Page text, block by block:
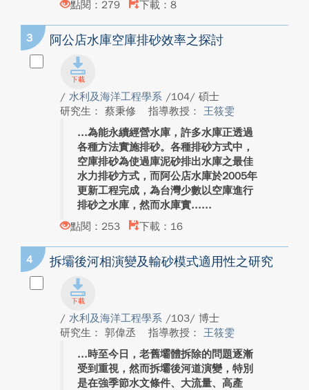
點閱：279
下載：8
3 阿公店水庫空庫排砂效率之探討
/ 水利及海洋工程學系 /104/ 碩士
研究生： 蔡秉修
指導教授： 王筱雯
為能永續經營水庫，許多水庫正透過
各種方法實施排砂。各種排砂方式中，
空庫排砂為使過庫泥砂排出水庫之最佳
水力排砂方式，而阿公店水庫於2005年
更新工程完成，為台灣少數以空庫進行
排砂之水庫，然而水庫實...
點閱：253
下載：16
4 拆壩後河相演變及輸砂模式適用性之研究
/ 水利及海洋工程學系 /103/ 博士
研究生： 郭偉丞
指導教授： 王筱雯
時至今日，老舊壩體拆除的問題逐漸
受到重視，然而拆壩後河道演變，特別
是在強季節水文條件、大流量、高產